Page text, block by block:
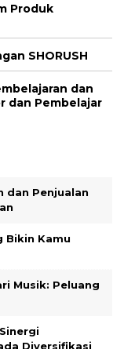
Produk
SHORUSH
dan
dan Pembelajar
dan Penjualan
Bikin Kamu
Musik: Peluang
Diversifikasi